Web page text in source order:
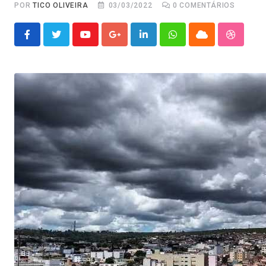
PORTICO OLIVEIRA 03/03/2022 0 COMENTÁRIOS
YoutubeGoogle+LinkedInWhatsappCloud